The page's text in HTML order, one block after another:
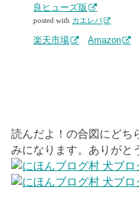
良ヒューズ版
posted with カエレバ
楽天市場 Amazon
読んだよ！の合図にどち
みになります。ありがと